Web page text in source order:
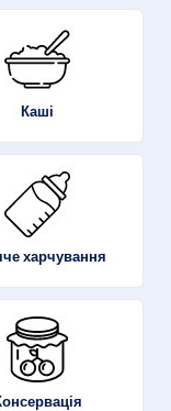
Каші
харчування